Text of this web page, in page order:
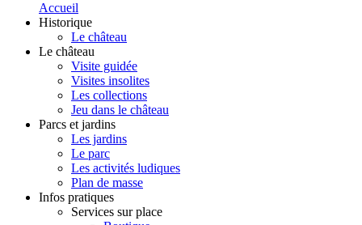
Accueil
Historique
Le château
Le château
Visite guidée
Visites insolites
Les collections
Jeu dans le château
Parcs et jardins
Les jardins
Le parc
Les activités ludiques
Plan de masse
Infos pratiques
Services sur place